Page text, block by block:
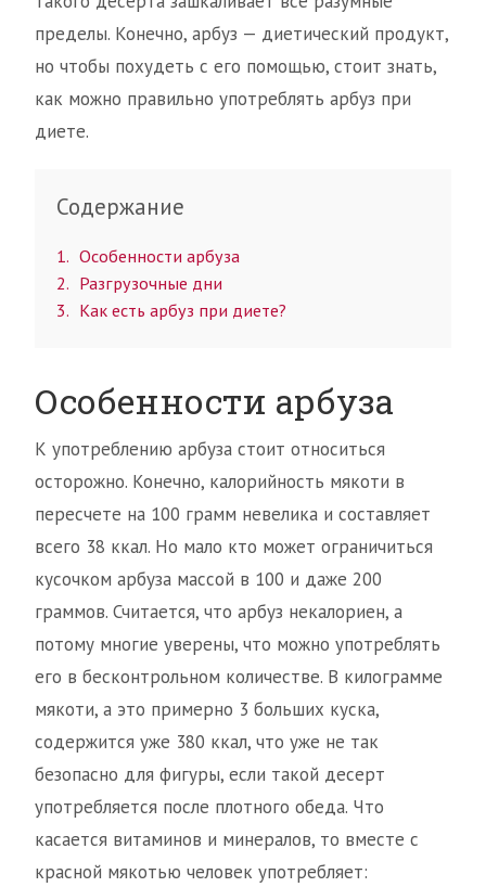
пределы. Конечно, арбуз — диетический продукт,
но чтобы похудеть с его помощью, стоит знать,
как можно правильно употреблять арбуз при
диете.
Содержание
1
Особенности арбуза
2
Разгрузочные дни
3
Как есть арбуз при диете?
Особенности арбуза
К употреблению арбуза стоит относиться
осторожно. Конечно, калорийность мякоти в
пересчете на 100 грамм невелика и составляет
всего 38 ккал. Но мало кто может ограничиться
кусочком арбуза массой в 100 и даже 200
граммов. Считается, что арбуз некалориен, а
потому многие уверены, что можно употреблять
его в бесконтрольном количестве. В килограмме
мякоти, а это примерно 3 больших куска,
содержится уже 380 ккал, что уже не так
безопасно для фигуры, если такой десерт
употребляется после плотного обеда. Что
касается витаминов и минералов, то вместе с
красной мякотью человек употребляет: